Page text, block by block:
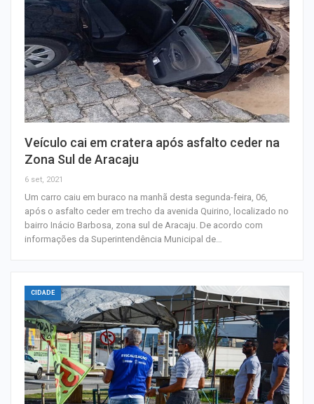
Veículo cai em cratera após asfalto ceder na
Zona Sul de Aracaju
6 set, 2021
Um carro caiu em buraco na manhã desta segunda-feira, 06,
após o asfalto ceder em trecho da avenida Quirino, localizado no
bairro Inácio Barbosa, zona sul de Aracaju. De acordo com
informações da Superintendência Municipal de…
CIDADE